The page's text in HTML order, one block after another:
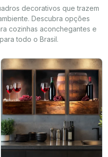
decorativos que trazem
Descubra opções
cozinhas aconchegantes e
todo o Brasil.